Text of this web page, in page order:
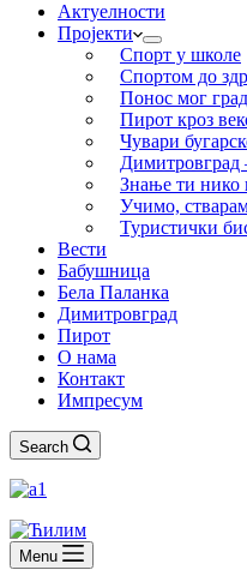
Актуелности
Пројекти
Спорт у школе
Спортом до
Понос мог
Пирот кроз
Чувари
Димитровград
Знање ти нико
Учимо,
Туристички
Вести
Бабушница
Бела Паланка
Димитровград
Пирот
О нама
Контакт
Импресум
Search
Menu